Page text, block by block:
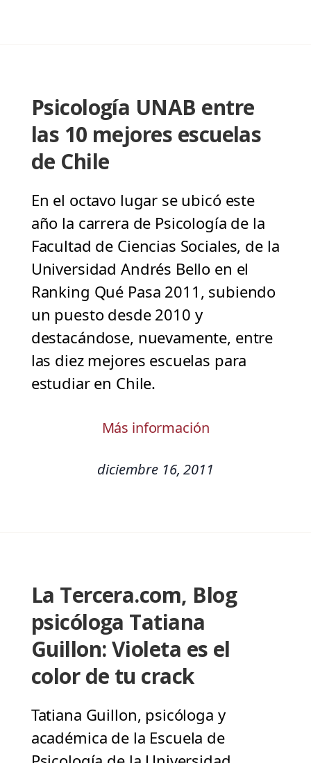
Psicología UNAB entre
las 10 mejores escuelas
de Chile
En el octavo lugar se ubicó este
año la carrera de Psicología de la
Facultad de Ciencias Sociales, de la
Universidad Andrés Bello en el
Ranking Qué Pasa 2011, subiendo
un puesto desde 2010 y
destacándose, nuevamente, entre
las diez mejores escuelas para
estudiar en Chile.
Más información
diciembre 16, 2011
La Tercera.com, Blog
psicóloga Tatiana
Guillon: Violeta es el
color de tu crack
Tatiana Guillon, psicóloga y
académica de la Escuela de